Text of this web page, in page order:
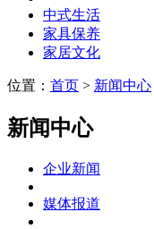
中式生活
家具保养
家居文化
位置： 首页 > 新闻中心
新闻中心
企业新闻
媒体报道